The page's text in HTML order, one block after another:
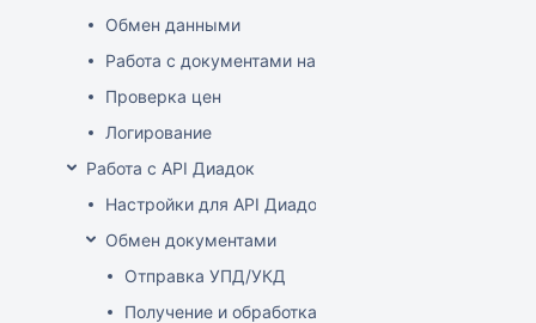
Обмен данными
Работа с документами на ТСД
Проверка цен
Логирование
Работа с API Диадок
Настройки для API Диадок
Обмен документами
Отправка УПД/УКД
Получение и обработка УПД/УКД